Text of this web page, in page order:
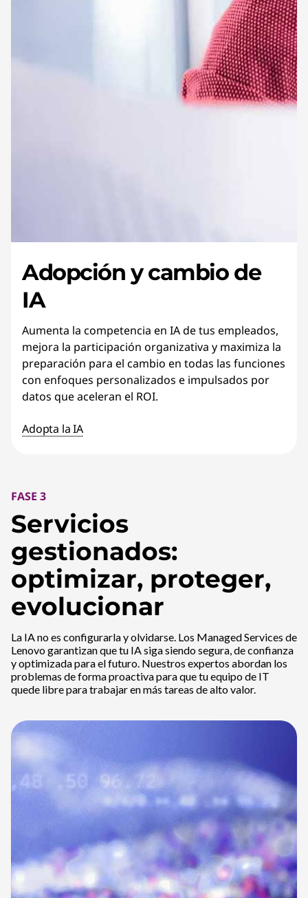
Adopción y cambio de
IA
Aumenta la competencia en IA de tus empleados,
mejora la participación organizativa y maximiza la
preparación para el cambio en todas las funciones
con enfoques personalizados e impulsados por
datos que aceleran el ROI.
Adopta la IA
FASE 3
Servicios
gestionados:
optimizar, proteger,
evolucionar
La IA no es configurarla y olvidarse. Los Managed Services de
Lenovo garantizan que tu IA siga siendo segura, de confianza
y optimizada para el futuro. Nuestros expertos abordan los
problemas de forma proactiva para que tu equipo de IT
quede libre para trabajar en más tareas de alto valor.